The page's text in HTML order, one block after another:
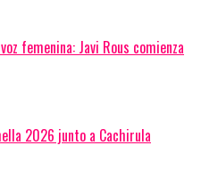
femenina: Javi Rous comienza
2026 junto a Cachirula